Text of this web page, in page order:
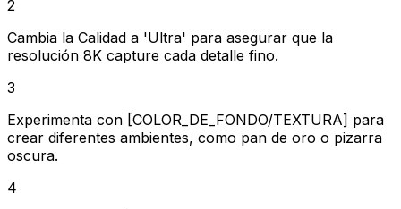
2
Cambia la Calidad a 'Ultra' para asegurar que la
resolución 8K capture cada detalle fino.
3
Experimenta con [COLOR_DE_FONDO/TEXTURA] para
crear diferentes ambientes, como pan de oro o pizarra
oscura.
4